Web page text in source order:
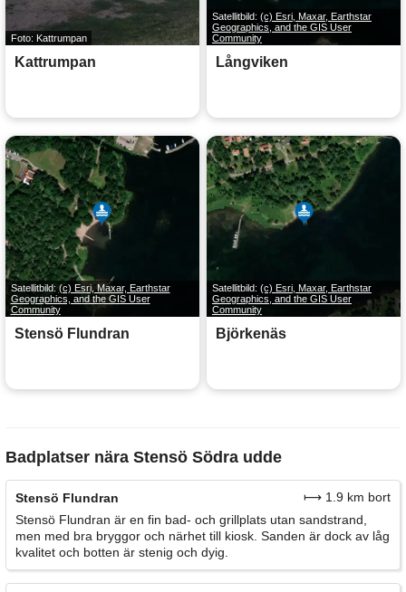
Foto: Kattrumpan
Kattrumpan
Satellitbild: (c) Esri, Maxar, Earthstar
Geographics, and the GIS User
Community
Långviken
Satellitbild: (c) Esri, Maxar, Earthstar
Geographics, and the GIS User
Community
Stensö Flundran
Satellitbild: (c) Esri, Maxar, Earthstar
Geographics, and the GIS User
Community
Björkenäs
Badplatser nära Stensö Södra udde
Stensö Flundran
⟼ 1.9 km bort
Stensö Flundran är en fin bad- och grillplats utan sandstrand,
men med bra bryggor och närhet till kiosk. Sanden är dock av låg
kvalitet och botten är stenig och dyig.